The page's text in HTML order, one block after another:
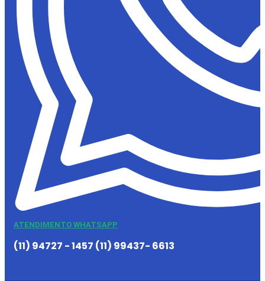
ATENDIMENTO WHATSAPP
(11) 94727 - 1457 (11) 99437- 6613